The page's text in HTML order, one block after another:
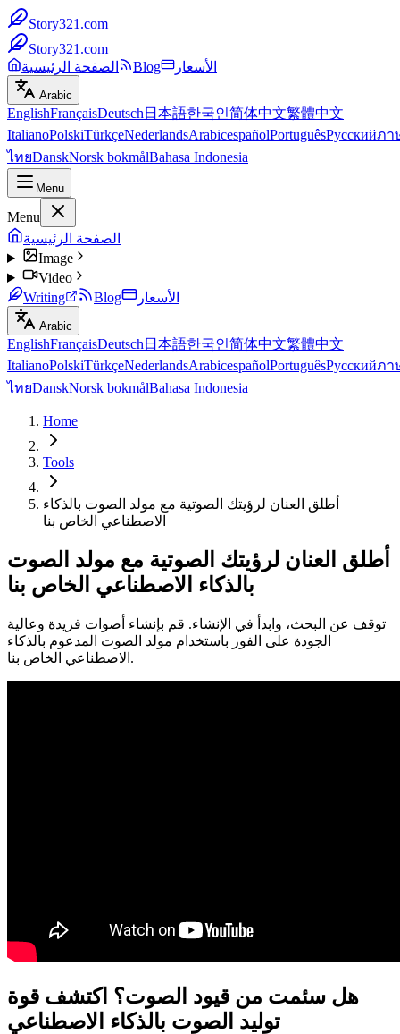
Story321.com
Story321.com
الصفحة الرئيسية
Blog الأسعار
Arabic
EnglishFrançaisDeutsch 日本語한국인简体中文繁體中文
ItalianoPolskiTürkçeNederlandsArabicespañolPortuguêsРусскийภา
ไทยDanskNorsk bokmålBahasa Indonesia
Menu
Menu
الصفحة الرئيسية
Image
Video
Writing
Blog الأسعار
Arabic
EnglishFrançaisDeutsch 日本語한국인简体中文繁體中文
ItalianoPolskiTürkçeNederlandsArabicespañolPortuguêsРусскийภา
ไทยDanskNorsk bokmålBahasa Indonesia
Home
Tools
أطلق العنان لرؤيتك الصوتية مع مولد الصوت بالذكاء
الاصطناعي الخاص بنا
أطلق العنان لرؤيتك الصوتية مع مولد الصوت
بالذكاء الاصطناعي الخاص بنا
توقف عن البحث، وابدأ في الإنشاء. قم بإنشاء أصوات فريدة وعالية
الجودة على الفور باستخدام مولد الصوت المدعوم بالذكاء
الاصطناعي الخاص بنا.
هل سئمت من قيود الصوت؟ اكتشف قوة
توليد الصوت بالذكاء الاصطناعي